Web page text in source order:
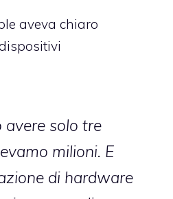
aveva chiaro
avere solo tre
milioni. E
di hardware